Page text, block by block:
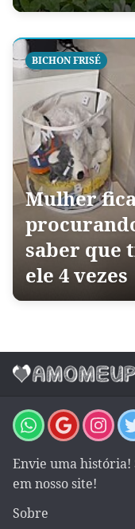
BICHON FRISÉ
Mulher
saber que
ele 4 vezes
Envie uma
em nosso site!
Sobre